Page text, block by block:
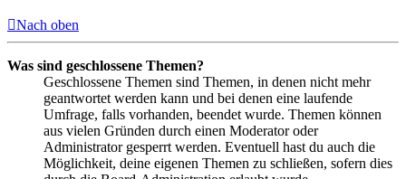
Nach oben
Was sind geschlossene Themen?
Geschlossene Themen sind Themen, in denen nicht mehr
geantwortet werden kann und bei denen eine laufende
Umfrage, falls vorhanden, beendet wurde. Themen können
aus vielen Gründen durch einen Moderator oder
Administrator gesperrt werden. Eventuell hast du auch die
Möglichkeit, deine eigenen Themen zu schließen, sofern dies